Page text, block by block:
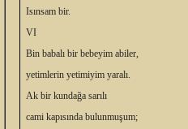
Isınsam bir.
VI
Bin babalı bir bebeyim abiler,
yetimlerin yetimiyim yaralı.
Ak bir kundağa sarılı
cami kapısında bulunmuşum;